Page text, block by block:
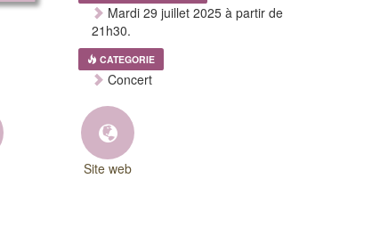
Mardi 29 juillet 2025 à partir de
21h30.
CATEGORIE
Concert
Site web